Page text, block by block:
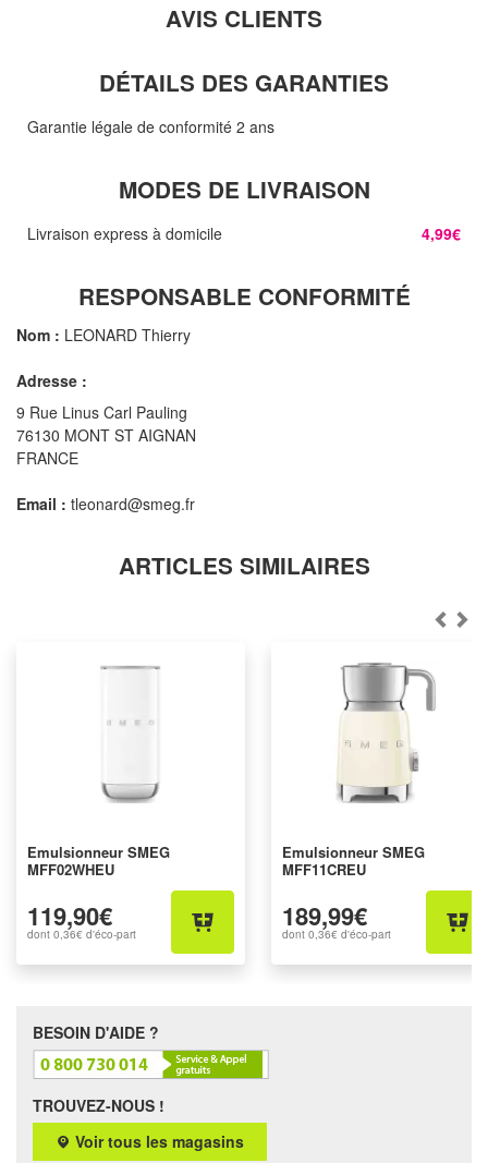
AVIS CLIENTS
DÉTAILS DES GARANTIES
Garantie légale de conformité 2 ans
MODES DE LIVRAISON
Livraison express à domicile 4,99€
RESPONSABLE CONFORMITÉ
Nom : LEONARD Thierry
Adresse :
9 Rue Linus Carl Pauling
76130 MONT ST AIGNAN
FRANCE
Email : tleonard@smeg.fr
ARTICLES SIMILAIRES
Emulsionneur SMEG
MFF02WHEU
119,90€
dont 0,36€ d'éco-part
Emulsionneur SMEG
MFF11CREU
189,99€
dont 0,36€ d'éco-part
BESOIN D'AIDE ?
TROUVEZ-NOUS !
Voir tous les magasins